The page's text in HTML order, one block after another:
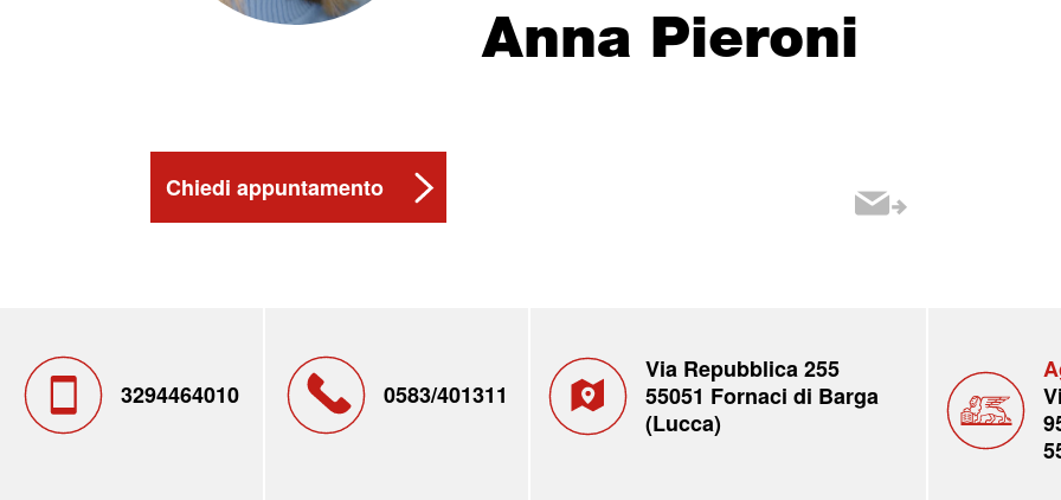
Anna Pieroni
Chiedi appuntamento
3294464010 0583/401311
Via Repubblica 255
55051 Fornaci di Barga
(Lucca)